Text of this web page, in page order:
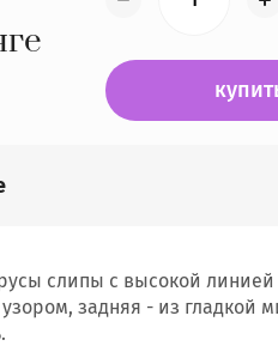
слипы с высокой
задняя - из гладкой